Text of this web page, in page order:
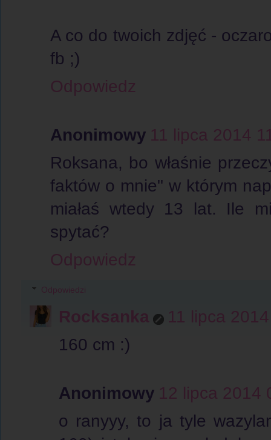
A co do twoich zdjęć -
fb ;)
Odpowiedz
Anonimowy 11 lipca 2014
Roksana, bo właśnie
faktów o mnie" w którym
miałaś wtedy 13 lat. Ile
spytać?
Odpowiedz
Odpowiedzi
Rocksanka
11 lipca
160 cm :)
Anonimowy 12 lipca 2014
o ranyyy, to ja tyle